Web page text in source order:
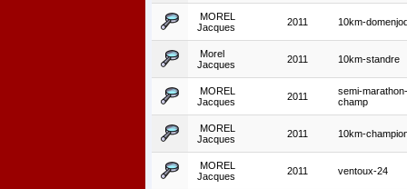
MOREL
Jacques
2011 10km-
Morel
Jacques
2011 10km-standre
MOREL
Jacques
2011
semi-marathon-
champ
MOREL
Jacques
2011 10km-
MOREL
Jacques
2011 ventoux-24